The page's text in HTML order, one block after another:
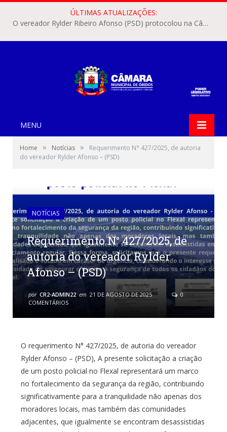
ÚLTIMAS ATUALIZAÇÕES:
O vereador Rylder Ribeiro Afonso (PSD) protocolou na Câmara Municipal de Óbidos o Requerimento nº 346/2026.
MENU
Home » Notícias »
Requerimento N° 427/2025, de autoria
do vereador Rylder Afonso – (PSD)
NOTÍCIAS
Requerimento N° 427/2025, de
autoria do vereador Rylder
Afonso – (PSD)
por CR2-ADMIN22 em 21 DE AGOSTO DE 2025
0
COMENTÁRIOS
O requerimento N° 427/2025, de autoria do vereador
Rylder Afonso – (PSD), A presente solicitação a criação
de um posto policial no Flexal representará um marco
no fortalecimento da segurança da região, contribuindo
significativamente para a tranquilidade não apenas dos
moradores locais, mas também das comunidades
adjacentes, que igualmente se encontram desassistidas